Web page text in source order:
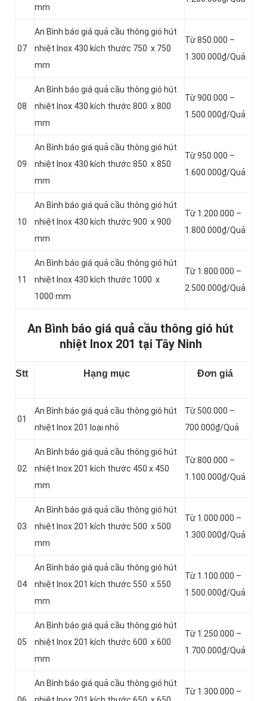
mm
07
An Bình báo giá quả cầu thông gió hút
nhiệt Inox 430 kích thước 750 x 750
mm
Từ 850.000 –
1.300.000₫/Quả
08
An Bình báo giá quả cầu thông gió hút
nhiệt Inox 430 kích thước 800 x 800
mm
Từ 900.000 –
1.500.000₫/Quả
09
An Bình báo giá quả cầu thông gió hút
nhiệt Inox 430 kích thước 850 x 850
mm
Từ 950.000 –
1.600.000₫/Quả
10
An Bình báo giá quả cầu thông gió hút
nhiệt Inox 430 kích thước 900 x 900
mm
Từ 1.200.000 –
1.800.000₫/Quả
11
An Bình báo giá quả cầu thông gió hút
nhiệt Inox 430 kích thước 1000 x
1000 mm
Từ 1.800.000 –
2.500.000₫/Quả
An Bình báo giá quả cầu thông gió hút
nhiệt Inox 201 tại Tây Ninh
Stt Hạng mục Đơn giá
01
An Bình báo giá quả cầu thông gió hút
nhiệt Inox 201 loại nhỏ
Từ 500.000 –
700.000₫/Quả
02
An Bình báo giá quả cầu thông gió hút
nhiệt Inox 201 kích thước 450 x 450
mm
Từ 800.000 –
1.100.000₫/Quả
03
An Bình báo giá quả cầu thông gió hút
nhiệt Inox 201 kích thước 500 x 500
mm
Từ 1.000.000 –
1.300.000₫/Quả
04
An Bình báo giá quả cầu thông gió hút
nhiệt Inox 201 kích thước 550 x 550
mm
Từ 1.100.000 –
1.500.000₫/Quả
05
An Bình báo giá quả cầu thông gió hút
nhiệt Inox 201 kích thước 600 x 600
mm
Từ 1.250.000 –
1.700.000₫/Quả
An Bình báo giá quả cầu thông gió hút
Từ 1.300.000 –